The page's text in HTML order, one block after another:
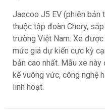
Jaecoo J5 EV (phiên bản
thuộc tập đoàn Chery,
trường Việt Nam. Xe
mức giá dự kiến cực kỳ
bản cao nhất. Mẫu xe
kế vuông vức, công nghệ
linh hoạt.